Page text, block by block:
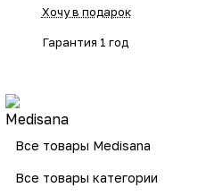
Хочу в подарок
Гарантия 1 год
Все товары Medisana
Все товары категории